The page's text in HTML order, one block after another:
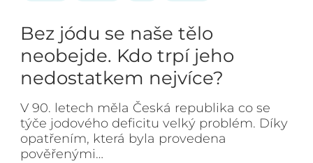
Bez jódu se naše tělo
neobejde. Kdo trpí jeho
nedostatkem nejvíce?
V 90. letech měla Česká republika co se
týče jodového deficitu velký problém. Díky
opatřením, která byla provedena
pověřenými…